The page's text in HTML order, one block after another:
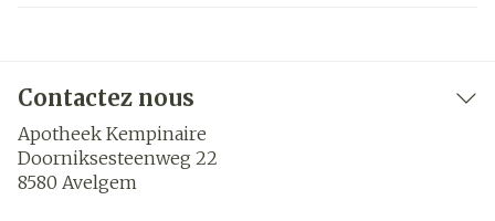
Contactez nous
Apotheek Kempinaire
Doorniksesteenweg 22
8580 Avelgem